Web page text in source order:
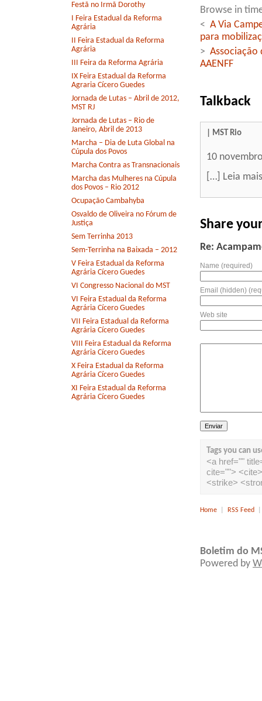
Festã no Irmã Dorothy
I Feira Estadual da Reforma
Agrária
II Feira Estadual da Reforma
Agrária
III Feira da Reforma Agrária
IX Feira Estadual da Reforma
Agraria Cícero Guedes
Jornada de Lutas – Abril de 2012,
MST RJ
Jornada de Lutas – Rio de
Janeiro, Abril de 2013
Marcha – Dia de Luta Global na
Cúpula dos Povos
Marcha Contra as Transnacionais
Marcha das Mulheres na Cúpula
dos Povos – Rio 2012
Ocupação Cambahyba
Osvaldo de Oliveira no Fórum de
Justiça
Sem Terrinha 2013
Sem-Terrinha na Baixada – 2012
V Feira Estadual da Reforma
Agrária Cícero Guedes
VI Congresso Nacional do MST
VI Feira Estadual da Reforma
Agrária Cícero Guedes
VII Feira Estadual da Reforma
Agrária Cícero Guedes
VIII Feira Estadual da Reforma
Agrária Cícero Guedes
X Feira Estadual da Reforma
Agrária Cícero Guedes
XI Feira Estadual da Reforma
Agrária Cícero Guedes
Browse in
< A Via
para
> Associação
AAENFF
Talkback
| MST Rio
10
[…] Leia
Share
Re:
Name (required)
Email (hidden)
Web site
Tags you can
<a href=""
cite="">
<strike>
Home RSS Feed
Boletim do
Powered by